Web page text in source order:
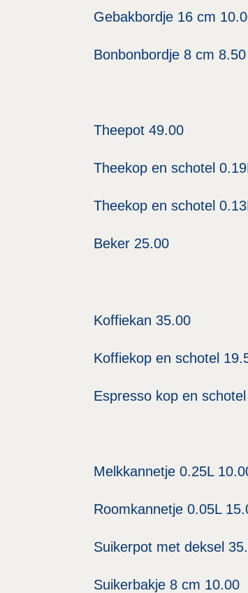
Gebakbordje 16 cm
Bonbonbordje 8 cm 8.50
Theepot 49.00
Theekop en schotel
Theekop en schotel
Beker 25.00
Koffiekan 35.00
Koffiekop en schotel
Espresso kop en
Melkkannetje 0.25L
Roomkannetje 0.05L
Suikerpot met deksel
Suikerbakje 8 cm 10.00